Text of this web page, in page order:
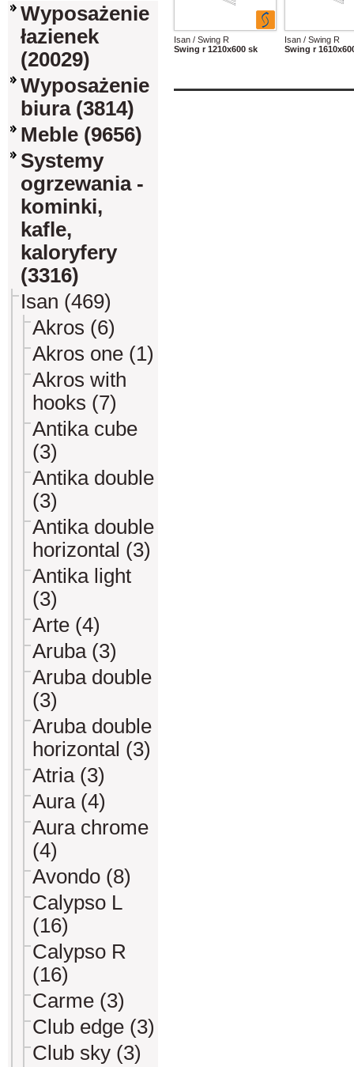
Wyposażenie
łazienek
(20029)
Wyposażenie
biura (3814)
Meble (9656)
Systemy
ogrzewania -
kominki,
kafle,
kaloryfery
(3316)
Isan (469)
Akros (6)
Akros one (1)
Akros with
hooks (7)
Antika cube
(3)
Antika double
(3)
Antika double
horizontal (3)
Antika light
(3)
Arte (4)
Aruba (3)
Aruba double
(3)
Aruba double
horizontal (3)
Atria (3)
Aura (4)
Aura chrome
(4)
Avondo (8)
Calypso L
(16)
Calypso R
(16)
Carme (3)
Club edge (3)
Club sky (3)
Isan / Swing R
Swing r 1210x600 sk
Isan / Swing R
Swing r